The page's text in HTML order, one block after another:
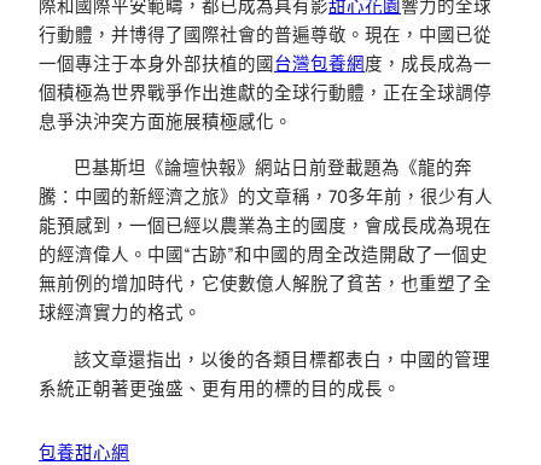
際和國際平安範疇，都已成為具有影甜心花園響力的全球
行動體，并博得了國際社會的普遍尊敬。現在，中國已從
一個專注于本身外部扶植的國台灣包養網度，成長成為一
個積極為世界戰爭作出進獻的全球行動體，正在全球調停
息爭決沖突方面施展積極感化。
巴基斯坦《論壇快報》網站日前登載題為《龍的奔
騰：中國的新經濟之旅》的文章稱，70多年前，很少有人
能預感到，一個已經以農業為主的國度，會成長成為現在
的經濟偉人。中國“古跡”和中國的周全改造開啟了一個史
無前例的增加時代，它使數億人解脫了貧苦，也重塑了全
球經濟實力的格式。
該文章還指出，以後的各類目標都表白，中國的管理
系統正朝著更強盛、更有用的標的目的成長。
包養甜心網